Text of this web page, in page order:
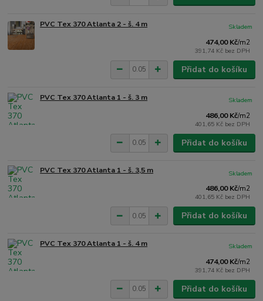
PVC Tex 370 Atlanta 2 - š. 4 m
474,00 Kč/m2
391,74 Kč bez DPH
Skladem
Přidat do košíku
PVC Tex 370 Atlanta 1 - š. 3 m
486,00 Kč/m2
401,65 Kč bez DPH
Skladem
Přidat do košíku
PVC Tex 370 Atlanta 1 - š. 3,5 m
486,00 Kč/m2
401,65 Kč bez DPH
Skladem
Přidat do košíku
PVC Tex 370 Atlanta 1 - š. 4 m
474,00 Kč/m2
391,74 Kč bez DPH
Skladem
Přidat do košíku